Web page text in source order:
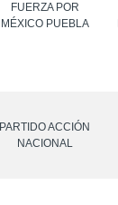
FUERZA POR
MÉXICO PUEBLA
PARTIDO ACCIÓN
NACIONAL